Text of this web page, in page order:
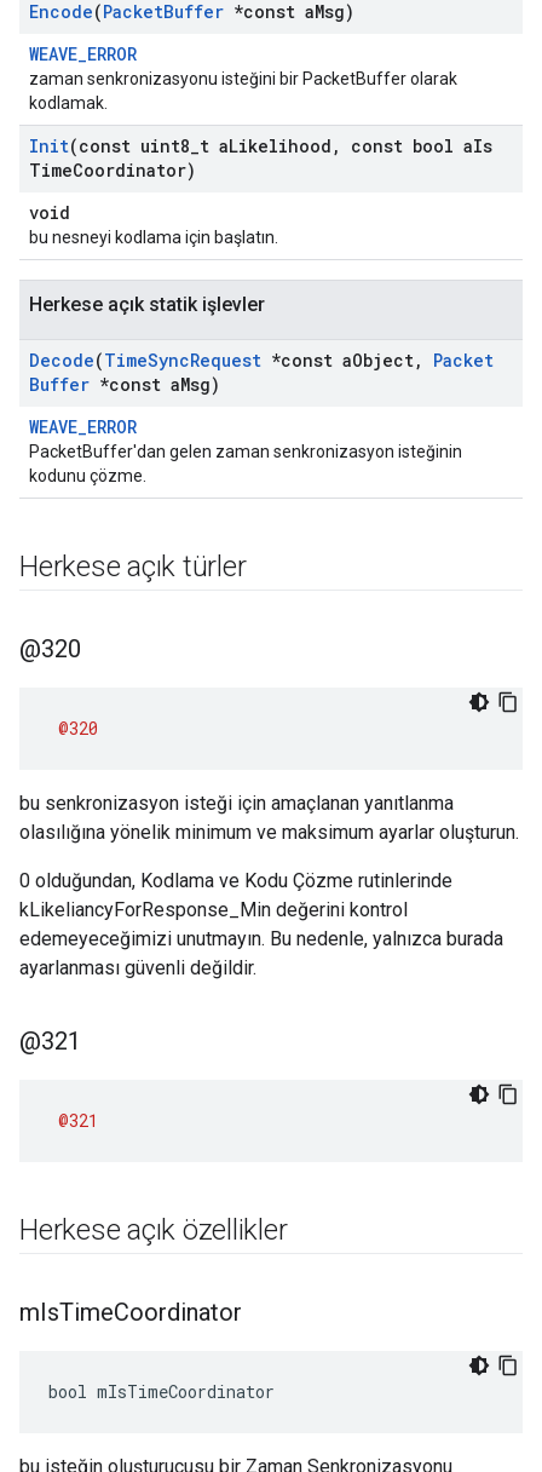
Encode(PacketBuffer *const aMsg)
WEAVE_ERROR
zaman senkronizasyonu isteğini bir PacketBuffer olarak
kodlamak.
Init(const uint8 t aLikelihood , const bool aIs
TimeCoordinator)
void
bu nesneyi kodlama için başlatın.
Herkese açık statik işlevler
Decode(TimeSyncRequest *const aObject,
Packet
Buffer *const aMsg)
WEAVE_ERROR
PacketBuffer'dan gelen zaman senkronizasyon isteğinin
kodunu çözme.
Herkese açık türler
@320
@320
bu senkronizasyon isteği için amaçlanan yanıtlanma
olasılığına yönelik minimum ve maksimum ayarlar oluşturun.
0 olduğundan, Kodlama ve Kodu Çözme rutinlerinde
kLikeliancyForResponse_Min değerini kontrol
edemeyeceğimizi unutmayın. Bu nedenle, yalnızca burada
ayarlanması güvenli değildir.
@321
@321
Herkese açık özellikler
mIsTimeCoordinator
bool mIsTimeCoordinator
bu isteğin oluşturucusu bir Zaman Senkronizasyonu